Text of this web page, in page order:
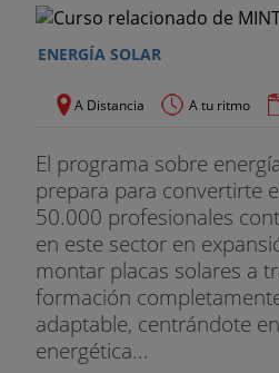
ENERGÍA SOLAR
A Distancia A tu ritmo
El programa sobre
prepara para convertirte
50.000 profesionales
en este sector en
montar placas solares a
formación
adaptable, centrándote
energética...